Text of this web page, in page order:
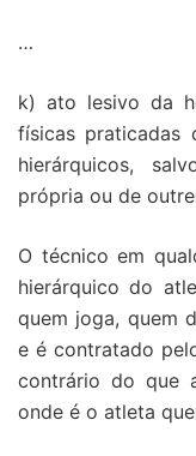
…
k) ato lesivo da
físicas praticadas
hierárquicos,
própria ou de
O técnico em
hierárquico do
quem joga, quem
e é contratado
contrário do que
onde é o atleta